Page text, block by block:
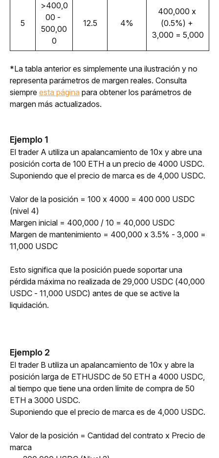
5
>400,0
00 -
500,00
0
12.5 4%
400,000 x
(0.5%) +
3,000 = 5,000
*La tabla anterior es simplemente una ilustración y no
representa parámetros de margen reales. Consulta
siempre esta página para obtener los parámetros de
margen más actualizados.
Ejemplo 1
El trader A utiliza un apalancamiento de 10x y abre una
posición corta de 100 ETH a un precio de 4000 USDC.
Suponiendo que el precio de marca es de 4,000 USDC.
Valor de la posición = 100 x 4000 = 400 000 USDC
(nivel 4)
Margen inicial = 400,000 / 10 = 40,000 USDC
Margen de mantenimiento = 400,000 x 3.5% - 3,000 =
11,000 USDC
Esto significa que la posición puede soportar una
pérdida máxima no realizada de 29,000 USDC (40,000
USDC - 11,000 USDC) antes de que se active la
liquidación.
Ejemplo 2
El trader B utiliza un apalancamiento de 10x y abre la
posición larga de ETHUSDC de 50 ETH a 4000 USDC,
al tiempo que tiene una orden límite de compra de 50
ETH a 3000 USDC.
Suponiendo que el precio de marca es de 4,000 USDC.
Valor de la posición = Cantidad del contrato x Precio de
marca